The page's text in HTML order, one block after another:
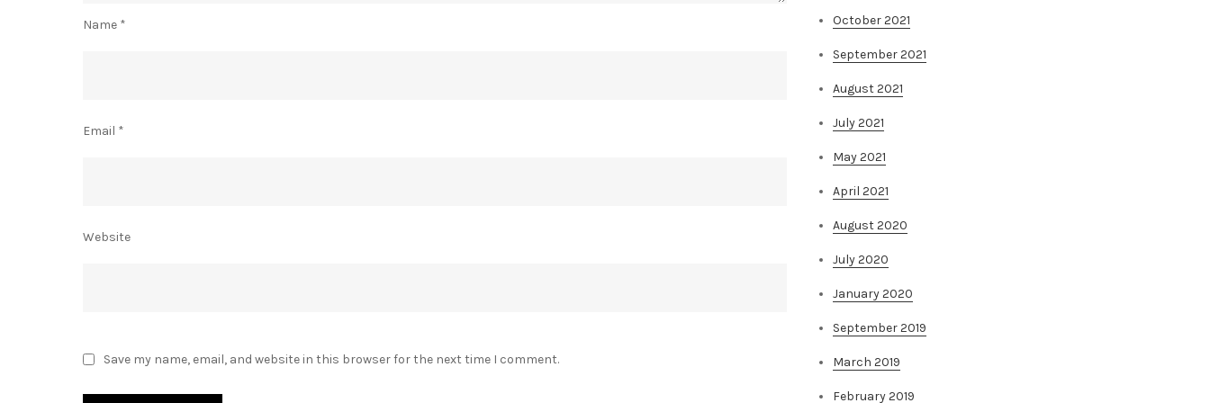
Name *
Email *
Website
Save my name, email, and website in this browser for the next time I comment.
October 2021
September 2021
August 2021
July 2021
May 2021
April 2021
August 2020
July 2020
January 2020
September 2019
March 2019
February 2019